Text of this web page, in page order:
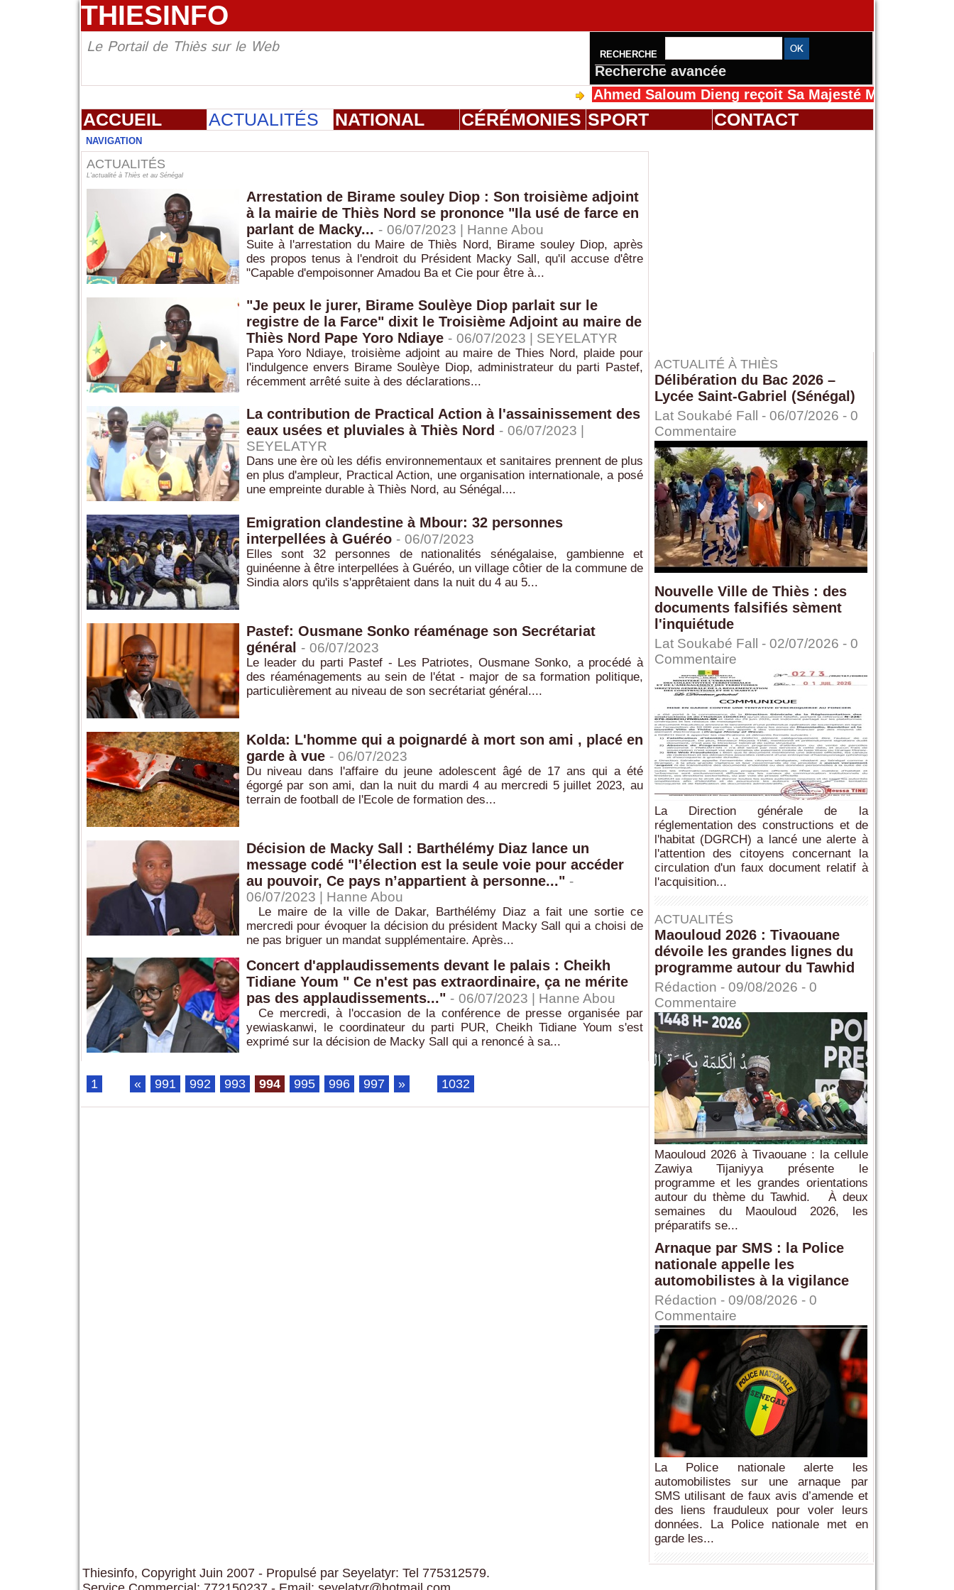
THIESINFO
Le Portail de Thiès sur le Web RECHERCHE
Recherche avancée
Ahmed Saloum Dieng reçoit Sa Majesté Mansah Cissé au
ACCUEIL ACTUALITÉS NATIONAL CÉRÉMONIES SPORT CONTACT
NAVIGATION
ACTUALITÉS
L'actualité à Thiès et au Sénégal
Arrestation de Birame souley Diop : Son troisième adjoint
à la mairie de Thiès Nord se prononce "Ila usé de farce en
parlant de Macky... - 06/07/2023 | Hanne Abou
Suite à l'arrestation du Maire de Thiès Nord, Birame souley Diop, après
des propos tenus à l'endroit du Président Macky Sall, qu'il accuse d'être
"Capable d'empoisonner Amadou Ba et Cie pour être à...
"Je peux le jurer, Birame Soulèye Diop parlait sur le
registre de la Farce" dixit le Troisième Adjoint au maire de
Thiès Nord Pape Yoro Ndiaye - 06/07/2023 | SEYELATYR
Papa Yoro Ndiaye, troisième adjoint au maire de Thies Nord, plaide pour
l'indulgence envers Birame Soulèye Diop, administrateur du parti Pastef,
récemment arrêté suite à des déclarations...
La contribution de Practical Action à l'assainissement des
eaux usées et pluviales à Thiès Nord - 06/07/2023 |
SEYELATYR
Dans une ère où les défis environnementaux et sanitaires prennent de plus
en plus d'ampleur, Practical Action, une organisation internationale, a posé
une empreinte durable à Thiès Nord, au Sénégal....
Emigration clandestine à Mbour: 32 personnes
interpellées à Guéréo - 06/07/2023
Elles sont 32 personnes de nationalités sénégalaise, gambienne et
guinéenne à être interpellées à Guéréo, un village côtier de la commune de
Sindia alors qu'ils s'apprêtaient dans la nuit du 4 au 5...
Pastef: Ousmane Sonko réaménage son Secrétariat
général - 06/07/2023
Le leader du parti Pastef - Les Patriotes, Ousmane Sonko, a procédé à
des réaménagements au sein de l'état - major de sa formation politique,
particulièrement au niveau de son secrétariat général....
Kolda: L'homme qui a poignardé à mort son ami , placé en
garde à vue - 06/07/2023
Du niveau dans l'affaire du jeune adolescent âgé de 17 ans qui a été
égorgé par son ami, dan la nuit du mardi 4 au mercredi 5 juillet 2023, au
terrain de football de l'Ecole de formation des...
Décision de Macky Sall : Barthélémy Diaz lance un
message codé "l’élection est la seule voie pour accéder
au pouvoir, Ce pays n’appartient à personne..." -
06/07/2023 | Hanne Abou
Le maire de la ville de Dakar, Barthélémy Diaz a fait une sortie ce
mercredi pour évoquer la décision du président Macky Sall qui a choisi de
ne pas briguer un mandat supplémentaire. Après...
Concert d'applaudissements devant le palais : Cheikh
Tidiane Youm " Ce n'est pas extraordinaire, ça ne mérite
pas des applaudissements..." - 06/07/2023 | Hanne Abou
Ce mercredi, à l'occasion de la conférence de presse organisée par
yewiaskanwi, le coordinateur du parti PUR, Cheikh Tidiane Youm s'est
exprimé sur la décision de Macky Sall qui a renoncé à sa...
1 « 991 992 993 994 995 996 997 » 1032
ACTUALITÉ À THIÈS
Délibération du Bac 2026 –
Lycée Saint-Gabriel (Sénégal)
Lat Soukabé Fall - 06/07/2026 - 0
Commentaire
Nouvelle Ville de Thiès : des
documents falsifiés sèment
l'inquiétude
Lat Soukabé Fall - 02/07/2026 - 0
Commentaire
La Direction générale de la
réglementation des constructions et de
l'habitat (DGRCH) a lancé une alerte à
l'attention des citoyens concernant la
circulation d'un faux document relatif à
l'acquisition...
ACTUALITÉS
Maouloud 2026 : Tivaouane
dévoile les grandes lignes du
programme autour du Tawhid
Rédaction - 09/08/2026 - 0
Commentaire
Maouloud 2026 à Tivaouane : la cellule
Zawiya Tijaniyya présente le
programme et les grandes orientations
autour du thème du Tawhid. À deux
semaines du Maouloud 2026, les
préparatifs se...
Arnaque par SMS : la Police
nationale appelle les
automobilistes à la vigilance
Rédaction - 09/08/2026 - 0
Commentaire
La Police nationale alerte les
automobilistes sur une arnaque par
SMS utilisant de faux avis d’amende et
des liens frauduleux pour voler leurs
données. La Police nationale met en
garde les...
Thiesinfo, Copyright Juin 2007 - Propulsé par Seyelatyr: Tel 775312579.